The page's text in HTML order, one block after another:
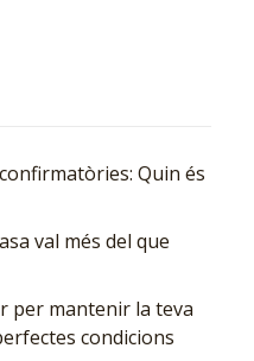
Quin és
val més del que
per mantenir la teva
condicions